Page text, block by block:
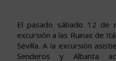
El pasado sábado 12 de
excursión a las Ruinas de
Sevilla. A la excursión
Senderos y Albanta